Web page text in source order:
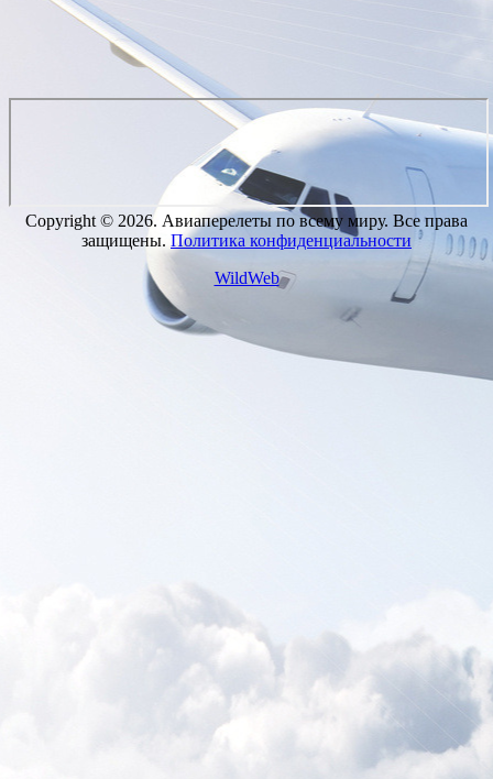
Copyright © 2026. Авиаперелеты по всему миру. Все права
защищены. Политика конфиденциальности
WildWeb